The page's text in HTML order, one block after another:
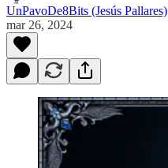
UnPavoDe8Bits (Jesús Pallares)
mar 26, 2024